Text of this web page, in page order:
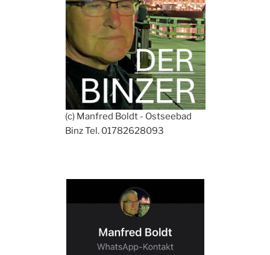
(c) Manfred Boldt - Ostseebad
Binz Tel. 01782628093